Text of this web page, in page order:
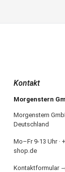
Kontakt
Morgenstern
Morgenstern
Deutschland
Mo–Fr 9-13 Uhr ·
shop.de
Kontaktformular